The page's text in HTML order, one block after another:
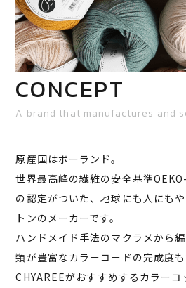
CONCEPT
A brand that manufactures and
原産国はポーランド。
世界最高峰の繊維の安全基準
の認定がついた、地球にも人にも
トンのメーカーです。
ハンドメイド手法のマクラメから
類が豊富なカラーコードの完成度も
CHYAREEがおすすめするカラー